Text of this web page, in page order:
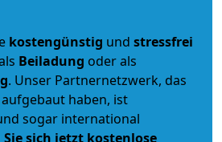
kostengünstig und stressfrei
Beiladung oder als
. Unser Partnernetzwerk, das
haben, ist
sogar international
Sie sich jetzt kostenlose